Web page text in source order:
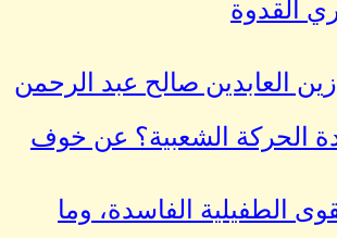
القدوة
العابدين صالح عبد الرحمن
الحركة الشعبية؟ عن خوف
الطفيلية الفاسدة، وما